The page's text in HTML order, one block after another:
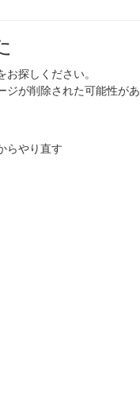
探しください。
ジが削除された可能性があ
らやり直す